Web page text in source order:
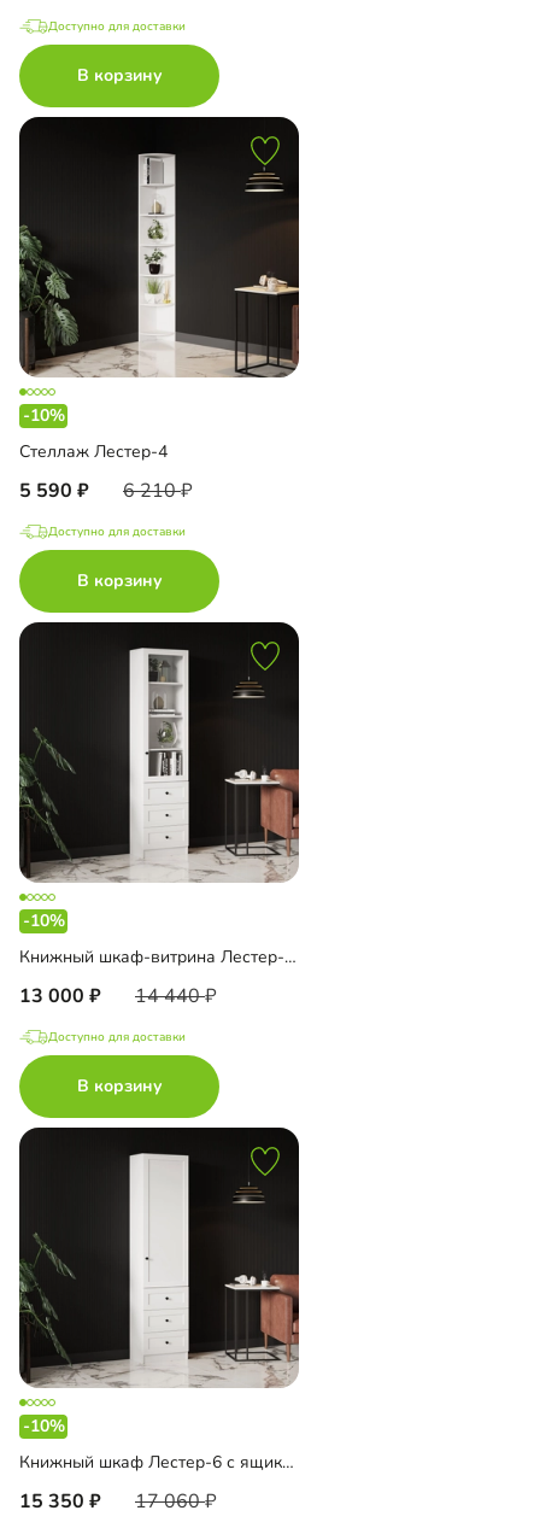
Доступно для доставки
В корзину
-10%
Стеллаж Лестер-4
5 590 6 210
Доступно для доставки
В корзину
-10%
Книжный шкаф-витрина Лестер-5 с ящиками
13 000 14 440
Доступно для доставки
В корзину
-10%
Книжный шкаф Лестер-6 с ящиками
15 350 17 060